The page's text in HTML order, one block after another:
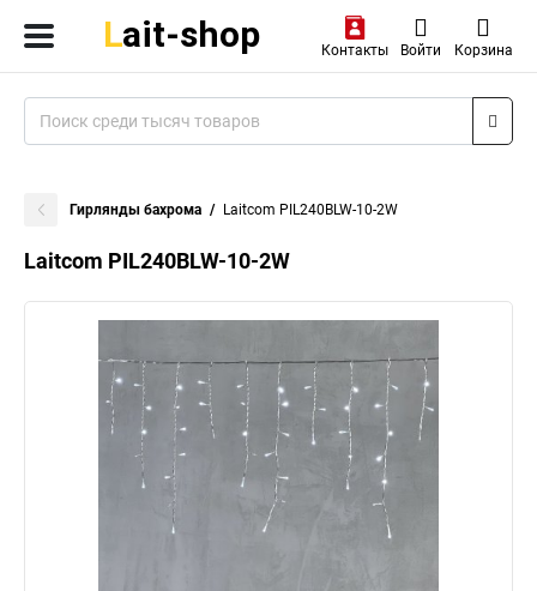
Контакты Войти Корзина
Гирлянды бахрома Laitcom PIL240BLW-10-2W
Laitcom PIL240BLW-10-2W